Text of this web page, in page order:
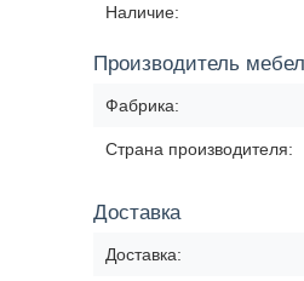
Наличие:
Производитель
Фабрика:
Страна производителя:
Доставка
Доставка: